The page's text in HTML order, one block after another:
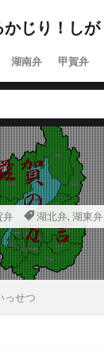
かじり！しが
湖南弁 甲賀弁
弁 湖北弁, 湖東弁
っせつ